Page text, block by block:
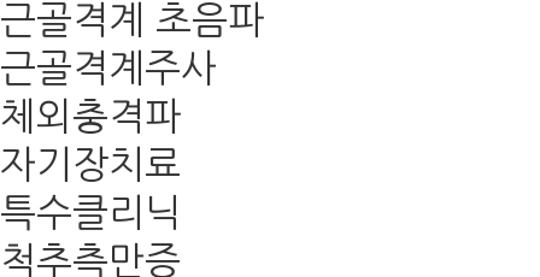
근골격계 초음파
근골격계주사
체외충격파
자기장치료
특수클리닉
척추측만증